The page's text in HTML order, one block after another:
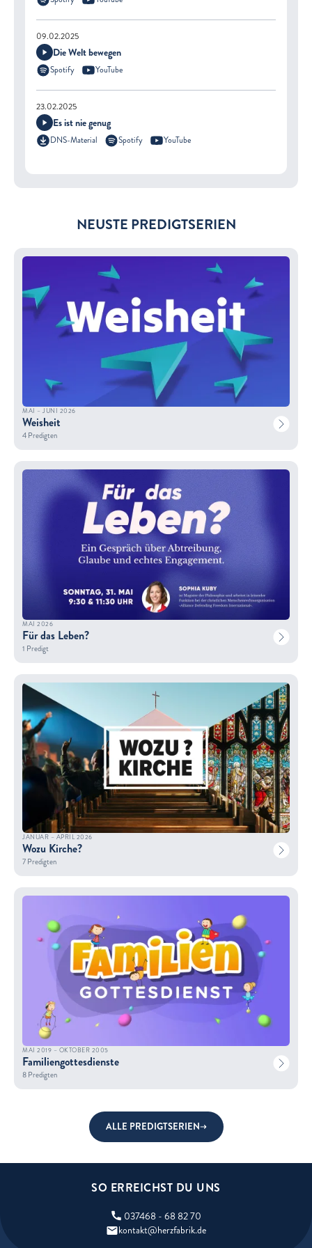
09.02.2025
Die Welt bewegen
Spotify YouTube
23.02.2025
Es ist nie genug
DNS-Material Spotify YouTube
NEUSTE PREDIGTSERIEN
MAI – JUNI 2026
Weisheit
4 Predigten
MAI 2026
Für das Leben?
1 Predigt
JANUAR – APRIL 2026
Wozu Kirche?
7 Predigten
MAI 2019 – OKTOBER 2005
Familiengottesdienste
8 Predigten
ALLE PREDIGTSERIEN
SO ERREICHST DU UNS
037468 - 68 82 70
kontakt@herzfabrik.de